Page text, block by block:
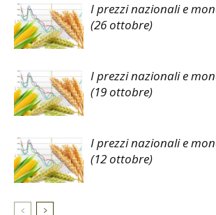
I prezzi nazionali e
(26 ottobre)
I prezzi nazionali e
(19 ottobre)
I prezzi nazionali e
(12 ottobre)